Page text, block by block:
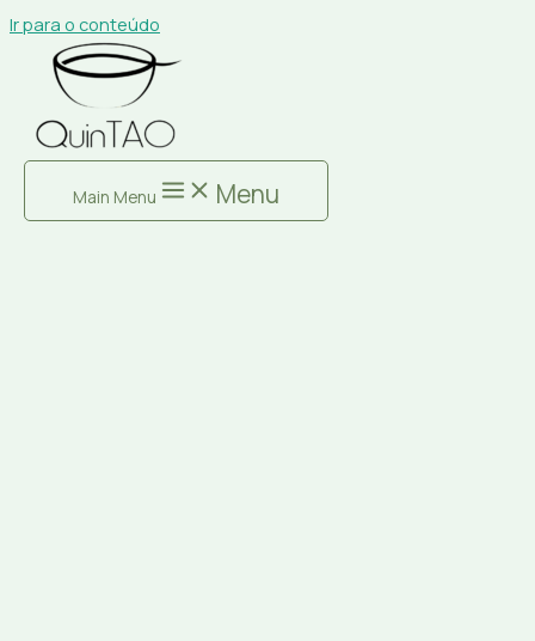
Ir para o conteúdo
Main Menu Menu